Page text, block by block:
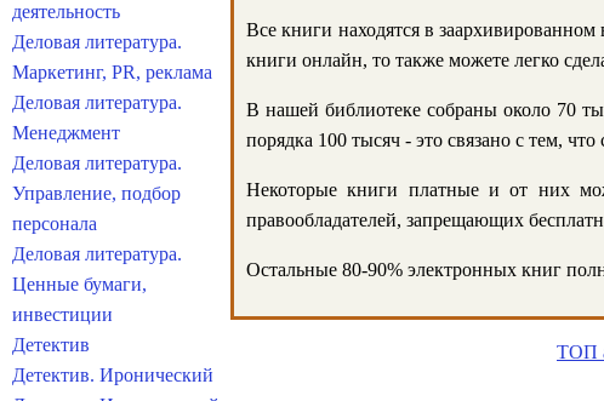
Все книги находятся в
книги онлайн, то также можете легко
В нашей библиотеке собраны около 70
порядка 100 тысяч - это связано с тем,
Некоторые книги платные и от них
правообладателей, запрещающих
Остальные 80-90% электронных книг
ТОП
деятельность
Деловая литература.
Маркетинг, PR, реклама
Деловая литература.
Менеджмент
Деловая литература.
Управление, подбор
персонала
Деловая литература.
Ценные бумаги,
инвестиции
Детектив
Детектив. Иронический